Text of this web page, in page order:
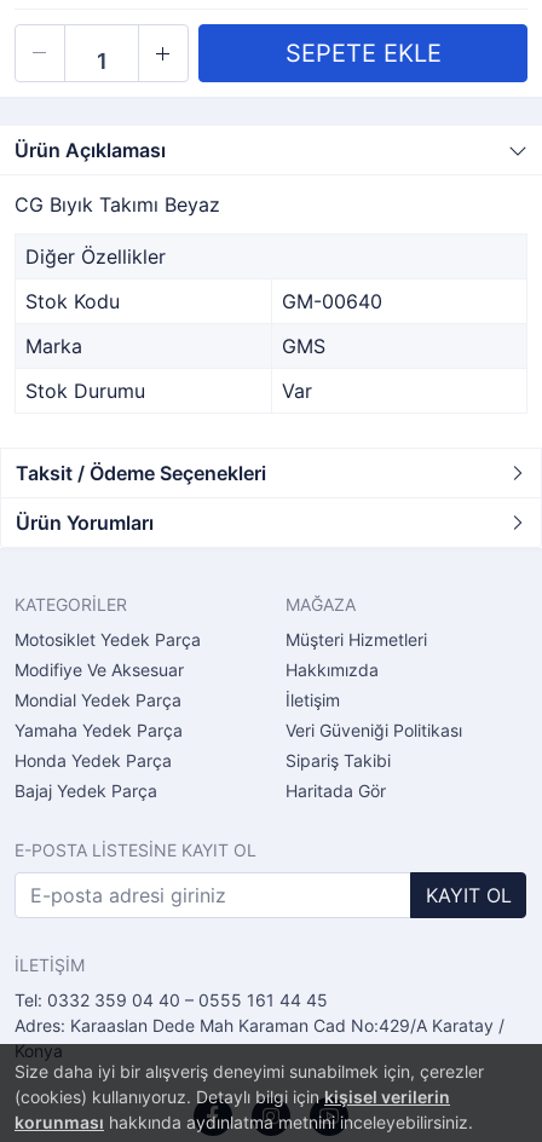
Size daha iyi bir alışveriş deneyimi sunabilmek için, çerezler
(cookies) kullanıyoruz. Detaylı bilgi içinkişisel verilerin
korunması hakkında aydınlatma metnini inceleyebilirsiniz.
Ürün Açıklaması
CG Bıyık Takımı Beyaz
Diğer Özellikler
Stok Kodu
GM-00640
Marka
GMS
Stok Durumu
Var
Taksit / Ödeme Seçenekleri
Ürün Yorumları
KATEGORİLER
Motosiklet Yedek Parça
Modifiye Ve Aksesuar
Mondial Yedek Parça
Yamaha Yedek Parça
Honda Yedek Parça
Bajaj Yedek Parça
MAĞAZA
Müşteri Hizmetleri
Hakkımızda
İletişim
Veri Güveniği Politikası
Sipariş Takibi
Haritada Gör
E-POSTA LİSTESİNE KAYIT OL
KAYIT OL
İLETİŞİM
Tel: 0332 359 04 40 – 0555 161 44 45
Adres: Karaaslan Dede Mah Karaman Cad No:429/A Karatay /
Konya